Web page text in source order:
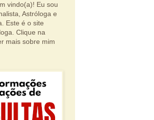
vindo(a)! Eu sou
Astróloga e
Este é o site
Clique na
mais sobre mim